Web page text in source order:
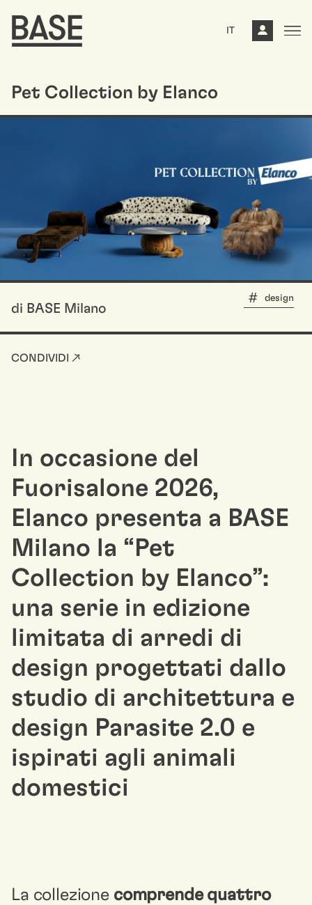
IT
Pet Collection by Elanco
di BASE Milano
design
CONDIVIDI ↗
In occasione del
Fuorisalone 2026,
Elanco presenta a BASE
Milano la “Pet
Collection by Elanco”:
una serie in edizione
limitata di arredi di
design progettati dallo
studio di architettura e
design Parasite 2.0 e
ispirati agli animali
domestici
La collezione comprende quattro